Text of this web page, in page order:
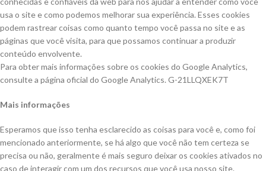
usa o site e como podemos melhorar sua experiência. Esses cookies
podem rastrear coisas como quanto tempo você passa no site e as
páginas que você visita, para que possamos continuar a produzir
conteúdo envolvente.
Para obter mais informações sobre os cookies do Google Analytics,
consulte a página oficial do Google Analytics. G-21LLQXEK7T
Mais informações
Esperamos que isso tenha esclarecido as coisas para você e, como foi
mencionado anteriormente, se há algo que você não tem certeza se
precisa ou não, geralmente é mais seguro deixar os cookies ativados no
caso de interagir com um dos recursos que você usa nosso site.